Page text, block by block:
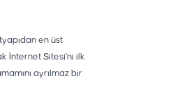
en üst
İnternet Sitesi’ni ilk
ayrılmaz bir